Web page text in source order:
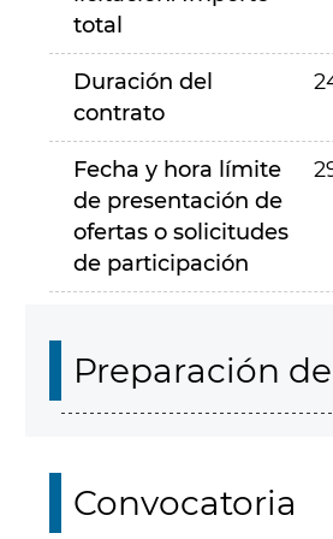
total
Duración del
contrato
Fecha y hora límite
de presentación de
ofertas o solicitudes
de participación
Preparación
Convocatoria